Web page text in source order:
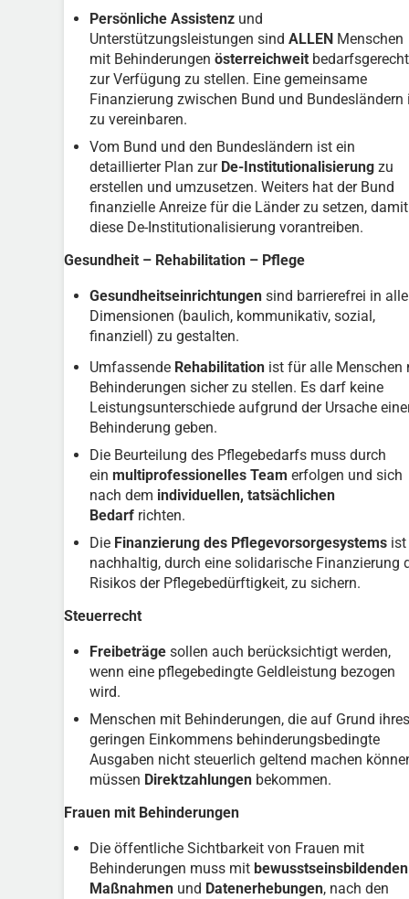
Persönliche Assistenz und
Unterstützungsleistungen sind ALLEN Menschen
mit Behinderungen österreichweit bedarfsgerecht
zur Verfügung zu stellen. Eine gemeinsame
Finanzierung zwischen Bund und Bundesländern
zu vereinbaren.
Vom Bund und den Bundesländern ist ein
detaillierter Plan zur De-Institutionalisierung zu
erstellen und umzusetzen. Weiters hat der Bund
finanzielle Anreize für die Länder zu setzen, damit
diese De-Institutionalisierung vorantreiben.
Gesundheit – Rehabilitation – Pflege
Gesundheitseinrichtungen sind barrierefrei in
Dimensionen (baulich, kommunikativ, sozial,
finanziell) zu gestalten.
Umfassende Rehabilitation ist für alle Menschen
Behinderungen sicher zu stellen. Es darf keine
Leistungsunterschiede aufgrund der Ursache
Behinderung geben.
Die Beurteilung des Pflegebedarfs muss durch
ein multiprofessionelles Team erfolgen und sich
nach dem individuellen, tatsächlichen
Bedarf richten.
Die Finanzierung des Pflegevorsorgesystemsist
nachhaltig, durch eine solidarische Finanzierung
Risikos der Pflegebedürftigkeit, zu sichern.
Steuerrecht
Freibeträgesollen auch berücksichtigt werden,
wenn eine pflegebedingte Geldleistung bezogen
wird.
Menschen mit Behinderungen, die auf Grund ihres
geringen Einkommens behinderungsbedingte
Ausgaben nicht steuerlich geltend machen
müssen Direktzahlungenbekommen.
Frauen mit Behinderungen
Die öffentliche Sichtbarkeit von Frauen mit
Behinderungen muss mit bewusstseinsbildenden
Maßnahmen und Datenerhebungen, nach den